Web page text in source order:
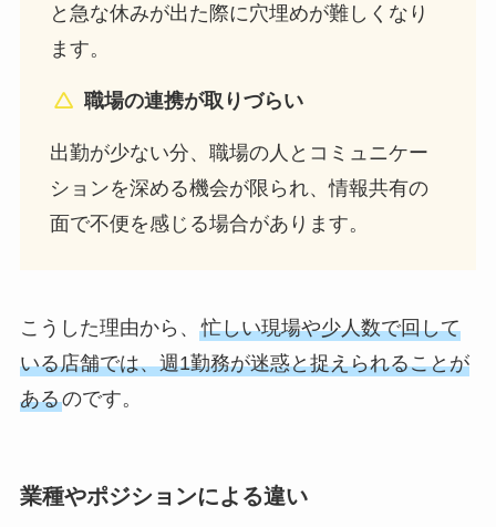
と急な休みが出た際に穴埋めが難しくなり
ます。
職場の連携が取りづらい
出勤が少ない分、職場の人とコミュニケー
ションを深める機会が限られ、情報共有の
面で不便を感じる場合があります。
こうした理由から、 忙しい現場や少人数で回して
いる店舗では、週1勤務が迷惑と捉えられることが
あるのです。
業種やポジションによる違い